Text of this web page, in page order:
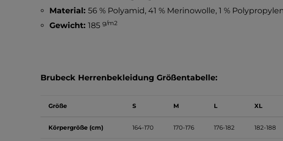
Material: 56 % Polyamid, 41 % Merinowolle, 1 %
Gewicht: 185 g/m2
Brubeck Herrenbekleidung Größentabelle:
Größe S M L XL
Körpergröße (cm) 164-170 170-176 176-182 182-188